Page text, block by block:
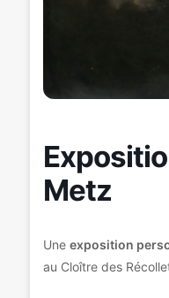
Metz
Une exposition
au Cloître des